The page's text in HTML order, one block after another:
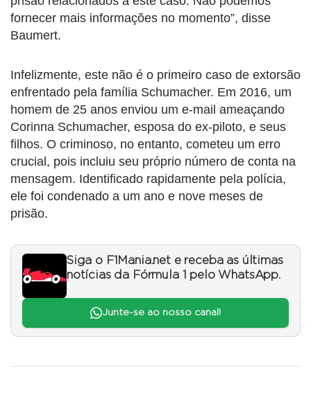
fornecer mais informações no momento”, disse
Baumert.
Infelizmente, este não é o primeiro caso de extorsão
enfrentado pela família Schumacher. Em 2016, um
homem de 25 anos enviou um e-mail ameaçando
Corinna Schumacher, esposa do ex-piloto, e seus
filhos. O criminoso, no entanto, cometeu um erro
crucial, pois incluiu seu próprio número de conta na
mensagem. Identificado rapidamente pela polícia,
ele foi condenado a um ano e nove meses de
prisão.
Siga o F1Mania.net e receba as últimas
notícias da Fórmula 1 pelo WhatsApp.
Junte-se ao nosso canal!